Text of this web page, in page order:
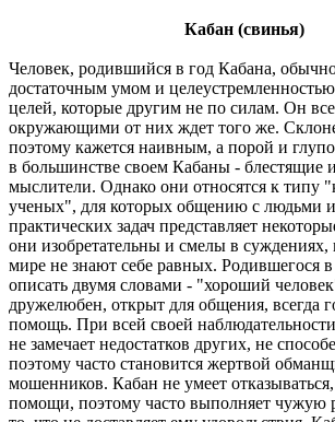
Кабан (свинья)
Человек, родившийся в год Кабана,
достаточным умом и
целей, которые другим не по силам. Он
окружающими от них ждет того же.
поэтому кажется наивным, а порой и
в большинстве своем Кабаны - блестящие
мыслители. Однако они относятся к типу
ученых", для которых общению с людьми
практических задач представляет
они изобретательны и смелы в
мире не знают себе равных. Родившегося
описать двумя словами - "хороший
дружелюбен, открыт для общения, всегда
помощь. При всей своей
не замечает недостатков других, не
поэтому часто становится жертвой
мошенников. Кабан не умеет отказываться,
помощи, поэтому часто выполняет чужую